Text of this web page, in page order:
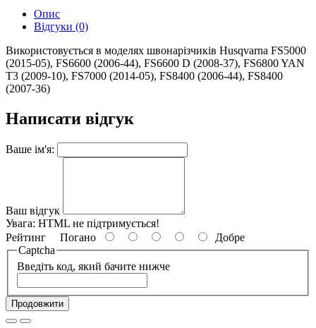
Опис
Відгуки (0)
Використовується в моделях швонарізчиків Husqvarna FS5000
(2015-05), FS6600 (2006-44), FS6600 D (2008-37), FS6800 YAN
T3 (2009-10), FS7000 (2014-05), FS8400 (2006-44), FS8400
(2007-36)
Написати відгук
Ваше ім'я:
Ваш відгук
Увага: HTML не підтримується!
Рейтинг Погано
Добре
Captcha
Введіть код, який бачите нижче
Продовжити